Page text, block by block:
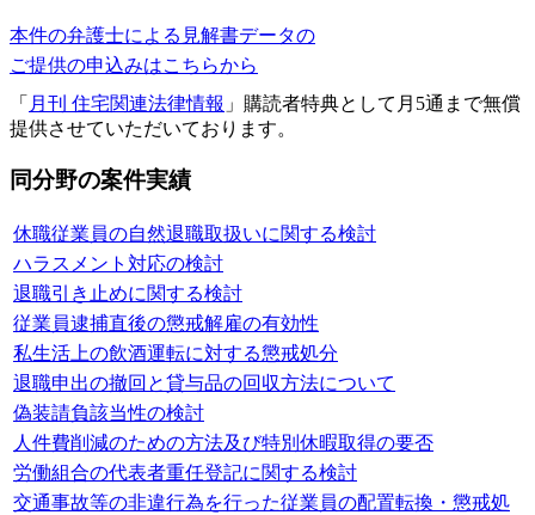
本件の弁護士による見解書データの
ご提供の申込みはこちらから
「 月刊 住宅関連法律情報 」購読者特典として月5通まで無償
提供させていただいております。
同分野の案件実績
休職従業員の自然退職取扱いに関する検討
ハラスメント対応の検討
退職引き止めに関する検討
従業員逮捕直後の懲戒解雇の有効性
私生活上の飲酒運転に対する懲戒処分
退職申出の撤回と貸与品の回収方法について
偽装請負該当性の検討
人件費削減のための方法及び特別休暇取得の要否
労働組合の代表者重任登記に関する検討
交通事故等の非違行為を行った従業員の配置転換・懲戒処